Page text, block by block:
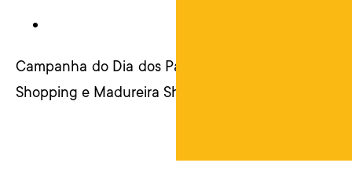
Campanha do Dia dos Pais realizada para a Rede
Shopping e Madureira Shopping.